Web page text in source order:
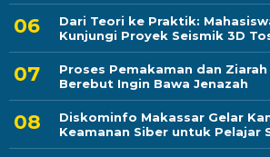
Dari Teori ke Praktik:
Kunjungi Proyek Seismik 3D
Proses Pemakaman dan
Berebut Ingin Bawa Jenazah
Diskominfo Makassar Gelar
Keamanan Siber untuk Pelajar